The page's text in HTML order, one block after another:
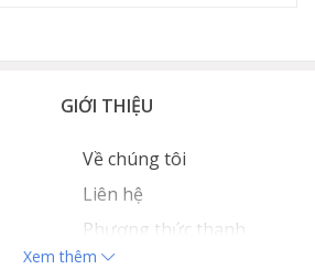
GIỚI THIỆU
Về chúng tôi
Liên hệ
Phương thức thanh
toán
Xem thêm